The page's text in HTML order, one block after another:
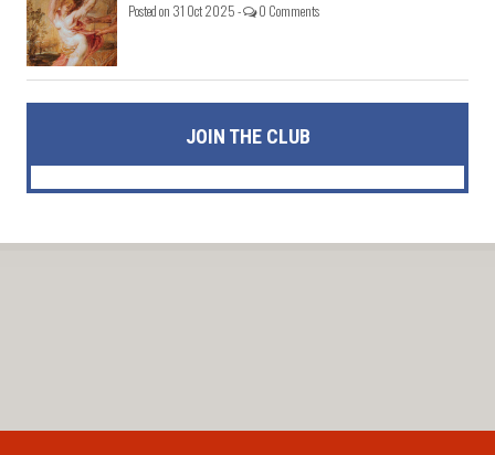
Posted on 31 Oct 2025 - 0 Comments
JOIN THE CLUB